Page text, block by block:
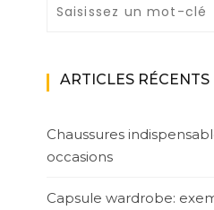
ARTICLES RÉCENTS
Chaussures
occasions
Capsule wardrobe: